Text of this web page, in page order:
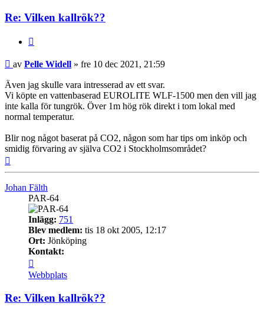
Re: Vilken kallrök??
Inlägg
av Pelle Widell » fre 10 dec 2021, 21:59
Även jag skulle vara intresserad av ett svar.
Vi köpte en vattenbaserad EUROLITE WLF-1500 men den vill jag
inte kalla för tungrök. Över 1m hög rök direkt i tom lokal med
normal temperatur.
Blir nog något baserat på CO2, någon som har tips om inköp och
smidig förvaring av själva CO2 i Stockholmsområdet?
Johan Fälth
PAR-64
Inlägg: 751
Blev medlem: tis 18 okt 2005, 12:17
Ort: Jönköping
Kontakt:
Johan
Fälth
Webbplats
Re: Vilken kallrök??